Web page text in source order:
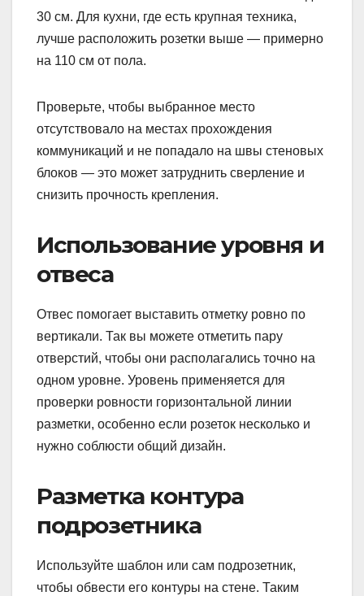
30 см. Для кухни, где есть крупная техника,
лучше расположить розетки выше — примерно
на 110 см от пола.
Проверьте, чтобы выбранное место
отсутствовало на местах прохождения
коммуникаций и не попадало на швы стеновых
блоков — это может затруднить сверление и
снизить прочность крепления.
Использование уровня и
отвеса
Отвес помогает выставить отметку ровно по
вертикали. Так вы можете отметить пару
отверстий, чтобы они располагались точно на
одном уровне. Уровень применяется для
проверки ровности горизонтальной линии
разметки, особенно если розеток несколько и
нужно соблюсти общий дизайн.
Разметка контура
подрозетника
Используйте шаблон или сам подрозетник,
чтобы обвести его контуры на стене. Таким